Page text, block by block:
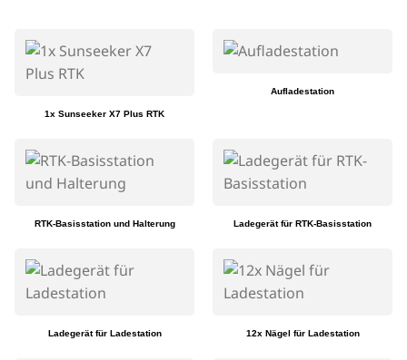
1x Sunseeker X7 Plus RTK
Aufladestation
RTK-Basisstation und Halterung Ladegerät für RTK-Basisstation
Ladegerät für Ladestation 12x Nägel für Ladestation